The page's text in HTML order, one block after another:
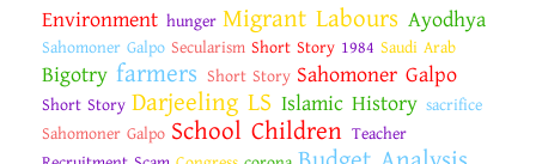
Environment hunger Migrant Labours Ayodhya
Sahomoner Galpo Secularism Short Story 1984 Saudi Arab
Bigotry farmers Short Story Sahomoner Galpo
Short Story Darjeeling LS Islamic History sacrifice
Sahomoner Galpo School Children Teacher